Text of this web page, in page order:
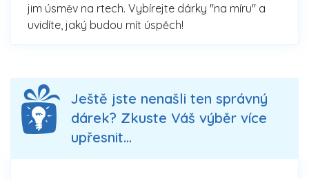
jim úsměv na rtech. Vybírejte dárky "na míru" a
uvidíte, jaký budou mít úspěch!
Ještě jste nenašli ten správný
dárek? Zkuste Váš výběr více
upřesnit...